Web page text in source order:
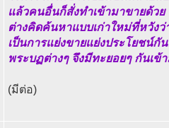
แล้วคนอื่นก็สั่งทำเข้ามาขายด้วย
ต่างคิดค้นหาแบบเก่าใหม่ที่หวังว่
เป็นการแย่งขายแย่งประโยชน์กั
พระบฏต่างๆ จึงมีทะยอยๆ กันเข้
(มีต่อ)